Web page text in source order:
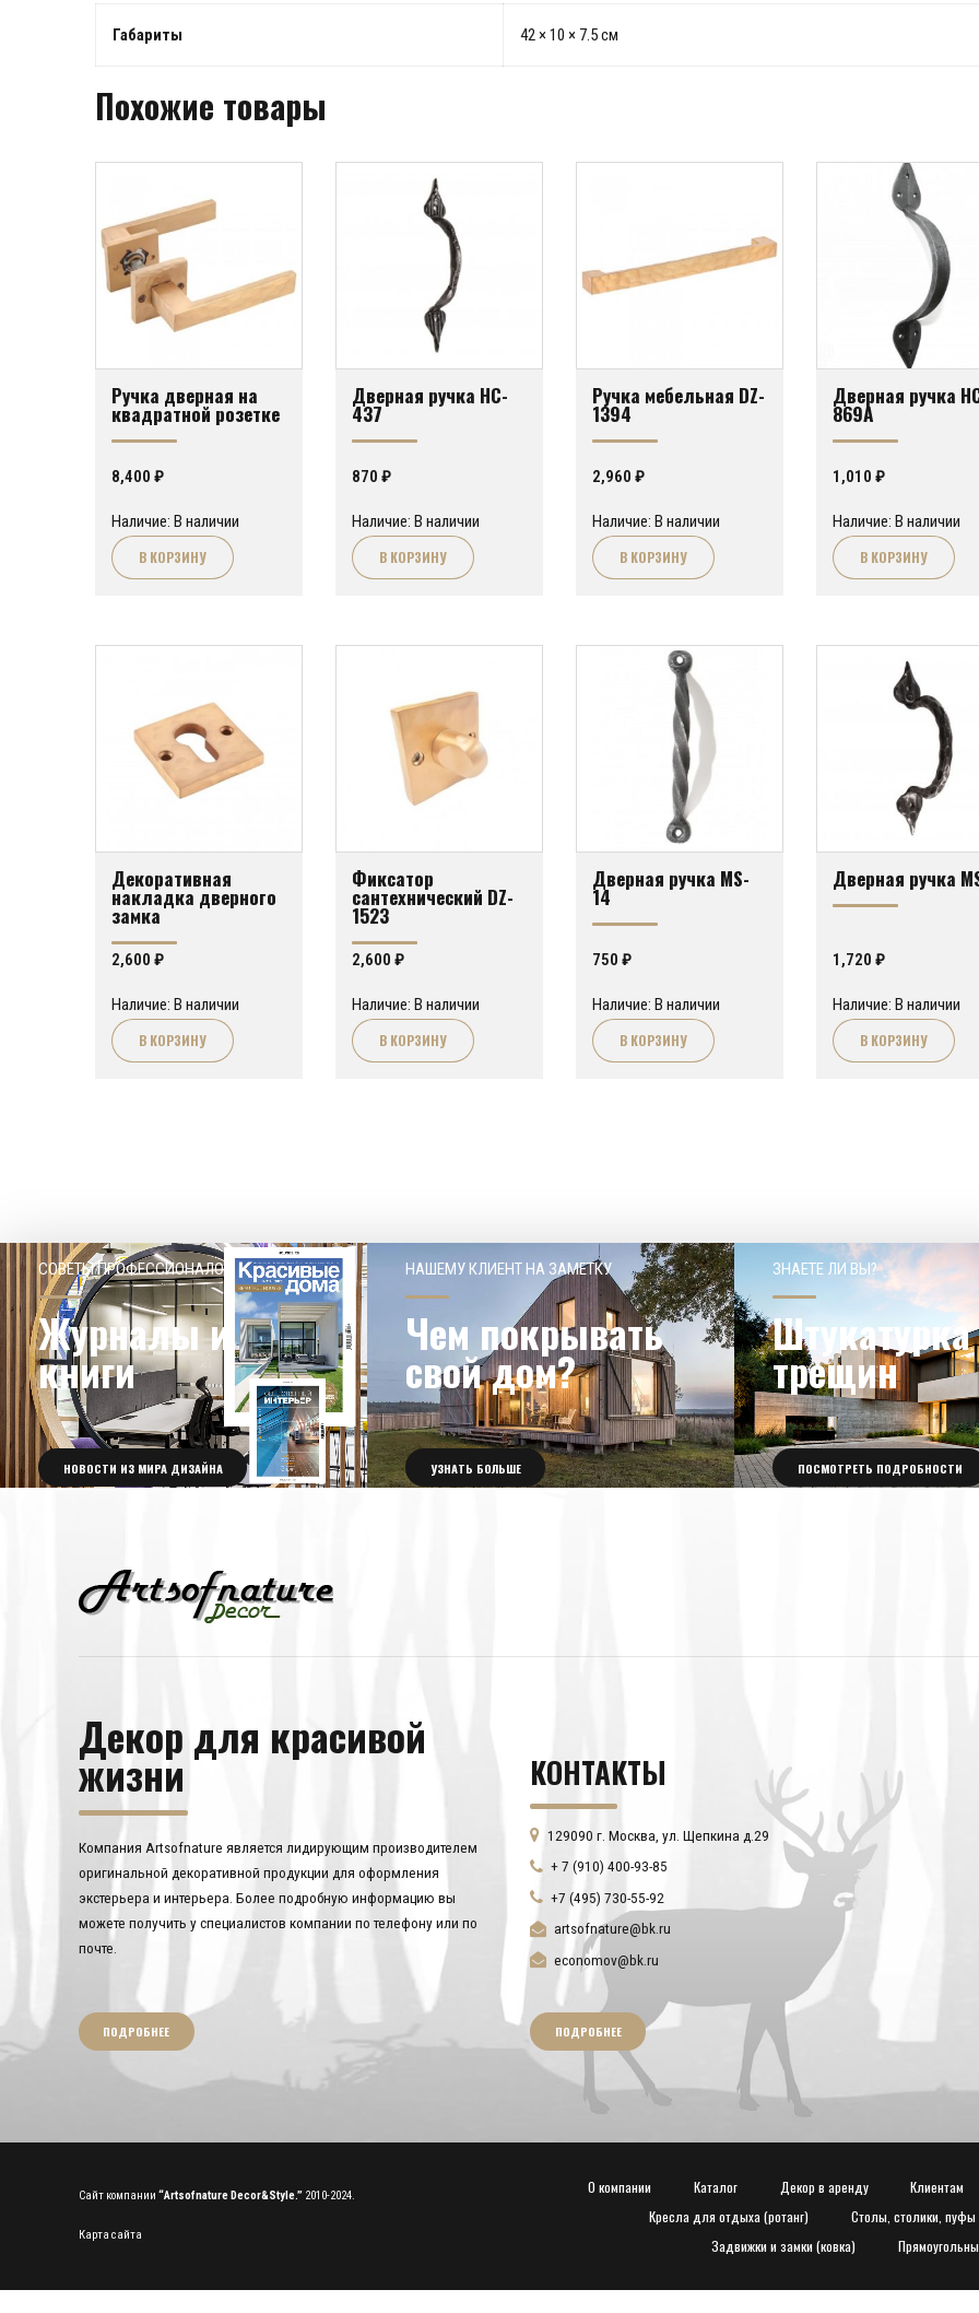
Габариты 42 × 10 × 7.5 см
Похожие товары
Ручка дверная на
квадратной розетке
8,400 ₽
Наличие: В наличии
В КОРЗИНУ
Дверная ручка HC-
437
870 ₽
Наличие: В наличии
В КОРЗИНУ
Ручка мебельная DZ-
1394
2,960 ₽
Наличие: В наличии
В КОРЗИНУ
Дверная ручка
869A
1,010 ₽
Наличие: В наличии
В КОРЗИНУ
Декоративная
накладка дверного
замка
2,600 ₽
Наличие: В наличии
В КОРЗИНУ
Фиксатор
сантехнический DZ-
1523
2,600 ₽
Наличие: В наличии
В КОРЗИНУ
Дверная ручка MS-
14
750 ₽
Наличие: В наличии
В КОРЗИНУ
Дверная ручка
1,720 ₽
Наличие: В наличии
В КОРЗИНУ
СОВЕТЫ ПРОФЕССИОНАЛОВ
Журналы и
книги
НОВОСТИ ИЗ МИРА ДИЗАЙНА
НАШЕМУ КЛИЕНТ НА ЗАМЕТКУ
Чем покрывать
свой дом?
УЗНАТЬ БОЛЬШЕ
ЗНАЕТЕ ЛИ ВЫ?
трещин
ПОСМОТРЕТЬ ПОДРОБНОСТИ
Декор для красивой
жизни
Компания Artsofnature является лидирующим производителем
оригинальной декоративной продукции для оформления
экстерьера и интерьера. Более подробную информацию вы
можете получить у специалистов компании по телефону или по
почте.
ПОДРОБНЕЕ
КОНТАКТЫ
129090 г. Москва, ул. Щепкина д.29
+ 7 (910) 400-93-85
+7 (495) 730-55-92
artsofnature@bk.ru
economov@bk.ru
ПОДРОБНЕЕ
Сайт компании “Artsofnature Decor&Style.” 2010-2024.
Карта сайта
О компании Каталог Декор в аренду
Клиентам
Кресла для отдыха (ротанг)
Столы, столики, пуфы
Задвижки и замки (ковка)